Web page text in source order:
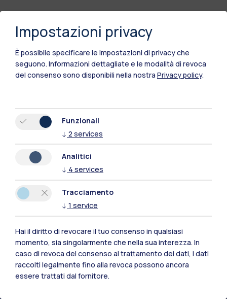
Polimi Community
Residenze Frontiere
Impostazioni privacy
È possibile specificare le impostazioni di privacy che
seguono. Informazioni dettagliate e le modalità di revoca
del consenso sono disponibili nella nostra Privacy policy.
Funzionali
↓ 2 services
Analitici
↓ 4 services
Tracciamento
↓ 1 service
Hai il diritto di revocare il tuo consenso in qualsiasi
momento, sia singolarmente che nella sua interezza. In
caso di revoca del consenso al trattamento dei dati, i dati
raccolti legalmente fino alla revoca possono ancora
essere trattati dal fornitore.